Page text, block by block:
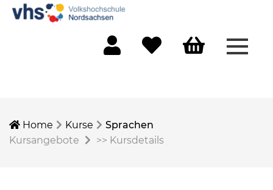
Home Kurse
Sprachen
Kursangebote
>> Kursdetails